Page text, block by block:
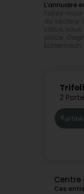
L’annuaire
Faites-
du secteur
Editus,
place.
2
Centre
Ces